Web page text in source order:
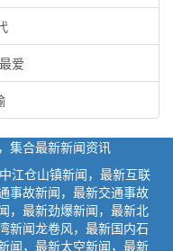
爱
集合最新新闻资讯
江仓山镇新闻，最新互联
事故新闻，最新交通事故
，最新劲爆新闻，最新北
新闻龙卷风，最新国内石
闻，最新太空新闻，最新